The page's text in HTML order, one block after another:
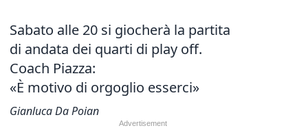
Sabato alle 20 si giocherà la partita
di andata dei quarti di play off.
Coach Piazza:
«È motivo di orgoglio esserci»
Gianluca Da Poian